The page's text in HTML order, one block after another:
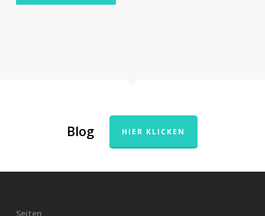
Blog HIER KLICKEN
Seiten